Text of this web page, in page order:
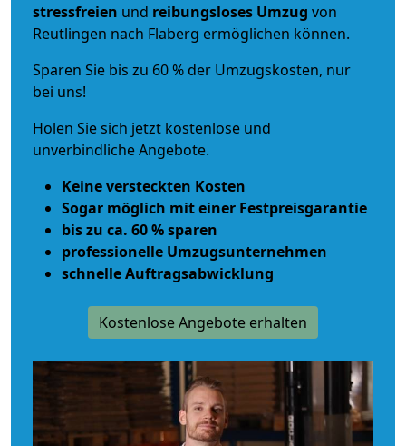
stressfreien und reibungsloses Umzug von
Reutlingen nach Flaberg ermöglichen können.
Sparen Sie bis zu 60 % der Umzugskosten, nur
bei uns!
Holen Sie sich jetzt kostenlose und
unverbindliche Angebote.
Keine versteckten Kosten
Sogar möglich mit einer Festpreisgarantie
bis zu ca. 60 % sparen
professionelle Umzugsunternehmen
schnelle Auftragsabwicklung
Kostenlose Angebote erhalten